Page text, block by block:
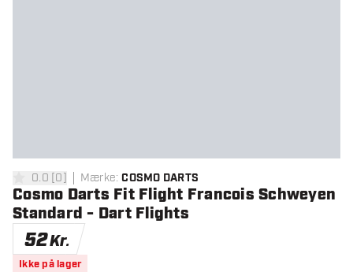
0 bedømmelsesstjerner
0.0 [0] Mærke: COSMO DARTS
Cosmo Darts Fit Flight Francois Schweyen
Standard - Dart Flights
52Kr.
Ikke på lager